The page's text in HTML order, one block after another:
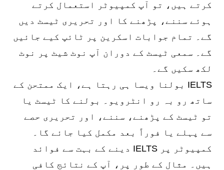
کرتے ہیں، تو آپ کمپیوٹر استعمال کرتے
ہوئے سننے، پڑھنے کا اور تحریری ٹیسٹ دیں
گے۔ تمام جوابات اسکرین پر ٹائپ کیے جائیں
گے۔ سمعی ٹیسٹ کے دوران آپ نوٹ شیٹ پر نوٹ
لکھ سکیں گے۔
IELTS بولنا ویسا ہی رہتا ہے، ایک ممتحن کے
ساتھ رو بہ رو انٹرویو۔ بولنے کا ٹیسٹ یا
تو ٹیسٹ کے پڑھنے، سننے، اور تحریری حصے
سے پہلے یا فوراً بعد مکمل کیا جائے گا۔
کمپیوٹر پر IELTS دینے کے بہت سے فوائد
ہیں۔ مثال کے طور پر، آپ کے نتائج کافی